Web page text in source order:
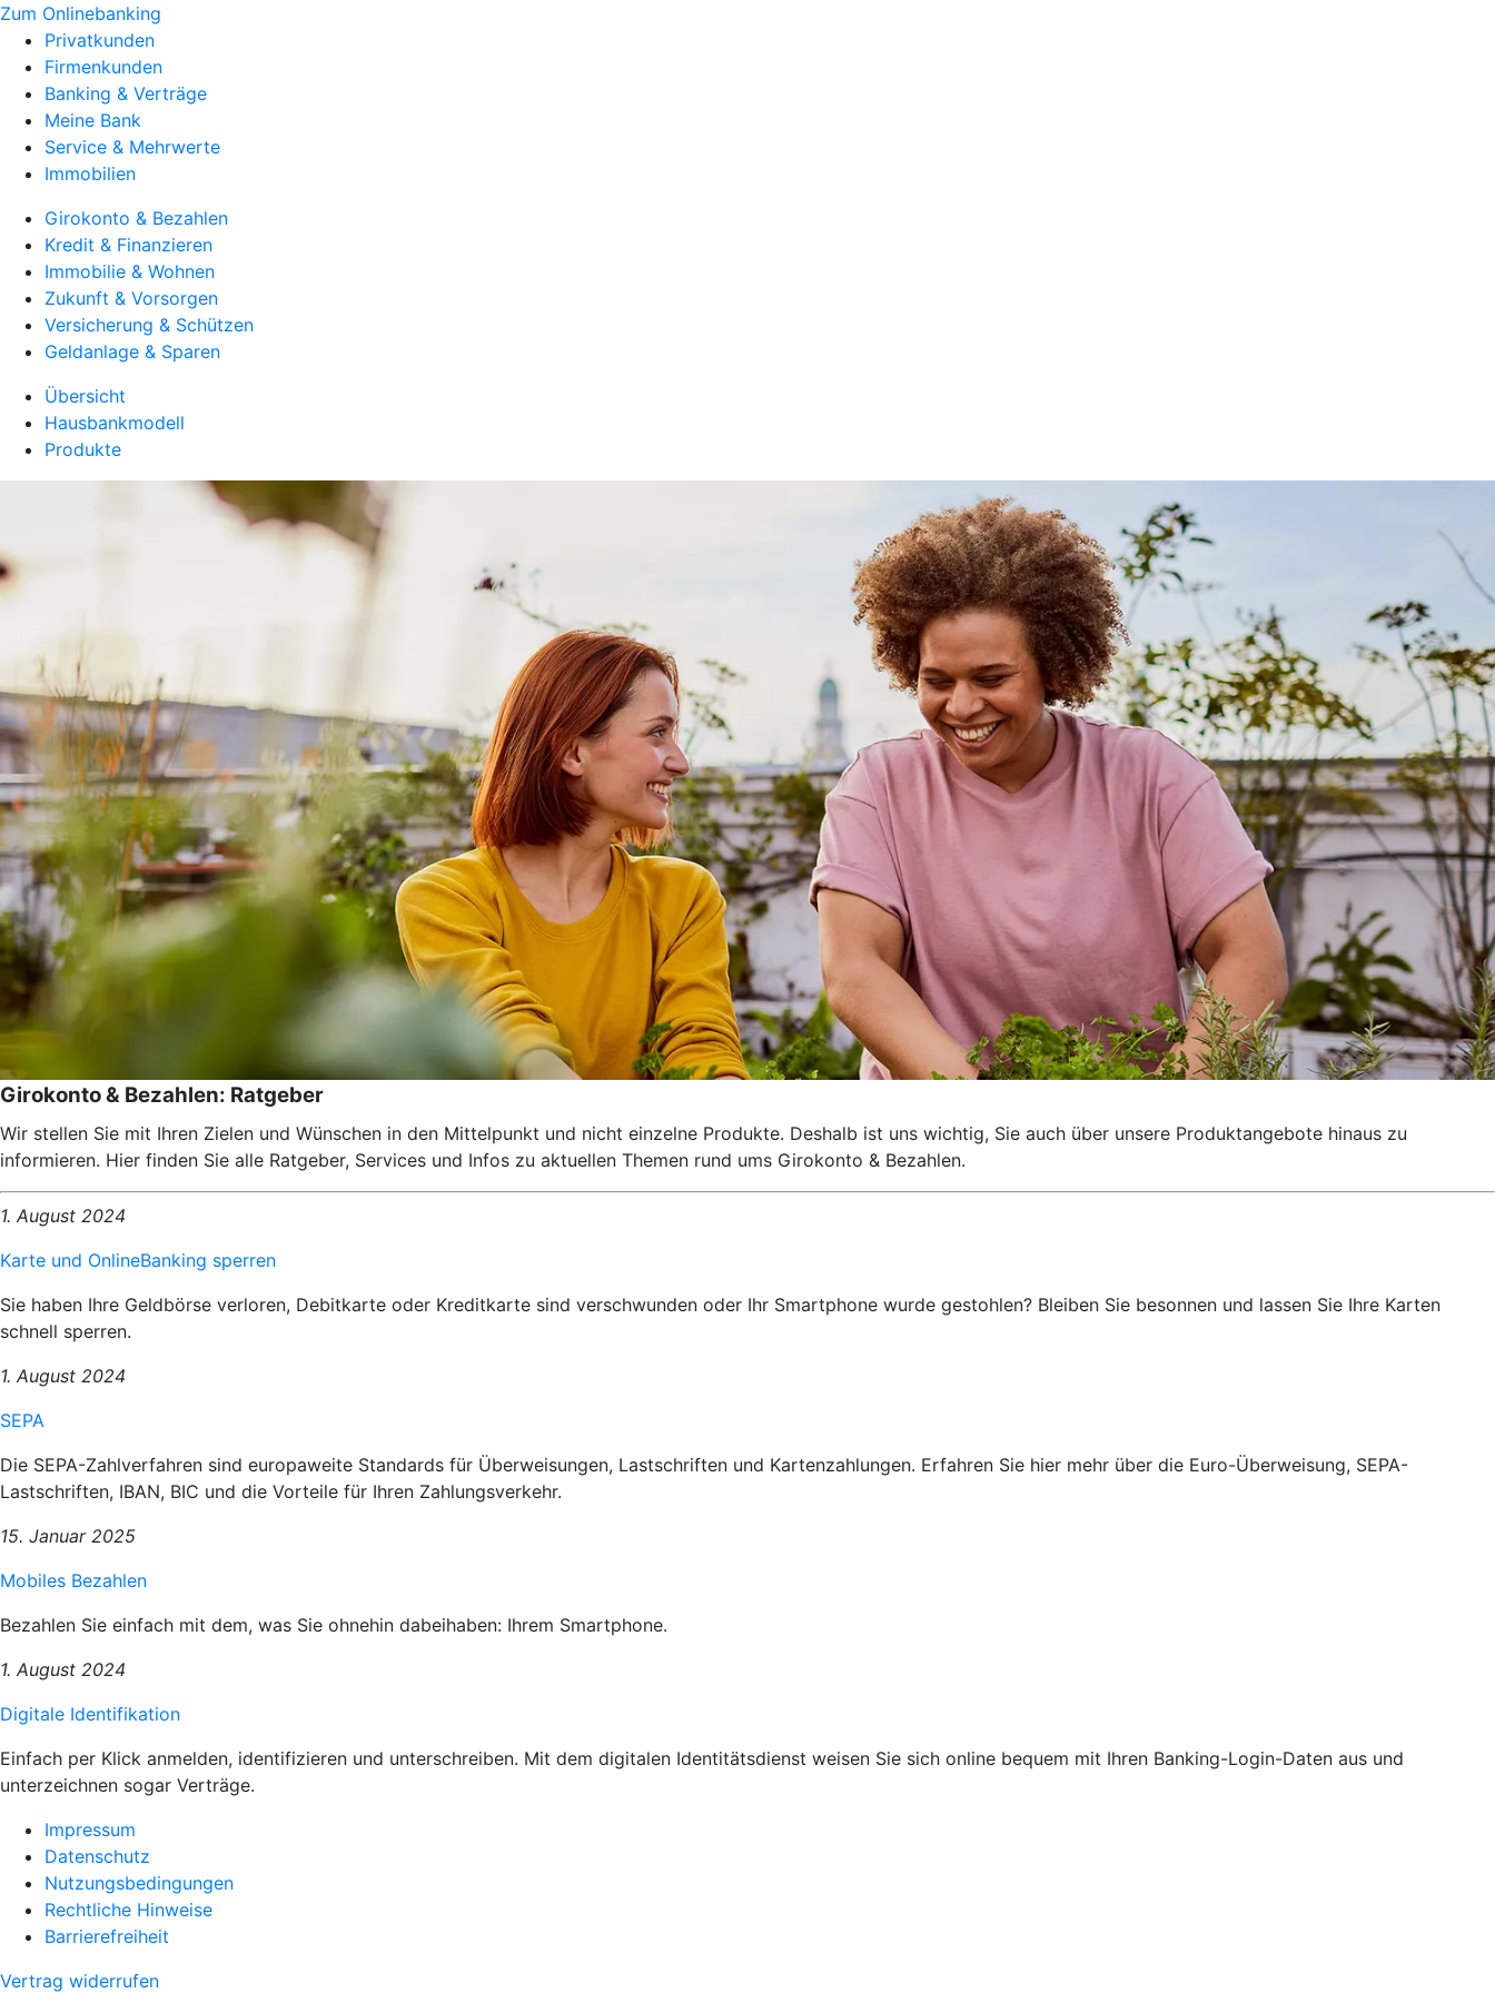
Zum Onlinebanking
Privatkunden
Firmenkunden
Banking & Verträge
Meine Bank
Service & Mehrwerte
Immobilien
Girokonto & Bezahlen
Kredit & Finanzieren
Immobilie & Wohnen
Zukunft & Vorsorgen
Versicherung & Schützen
Geldanlage & Sparen
Übersicht
Hausbankmodell
Produkte
Girokonto & Bezahlen: Ratgeber
Wir stellen Sie mit Ihren Zielen und Wünschen in den Mittelpunkt und nicht einzelne Produkte. Deshalb ist uns wichtig, Sie auch über unsere Produktangebote hinaus zu
informieren. Hier finden Sie alle Ratgeber, Services und Infos zu aktuellen Themen rund ums Girokonto & Bezahlen.
1. August 2024
Karte und OnlineBanking sperren
Sie haben Ihre Geldbörse verloren, Debitkarte oder Kreditkarte sind verschwunden oder Ihr Smartphone wurde gestohlen? Bleiben Sie besonnen und lassen Sie Ihre Karten
schnell sperren.
1. August 2024
SEPA
Die SEPA-Zahlverfahren sind europaweite Standards für Überweisungen, Lastschriften und Kartenzahlungen. Erfahren Sie hier mehr über die Euro-Überweisung, SEPA-
Lastschriften, IBAN, BIC und die Vorteile für Ihren Zahlungsverkehr.
15. Januar 2025
Mobiles Bezahlen
Bezahlen Sie einfach mit dem, was Sie ohnehin dabeihaben: Ihrem Smartphone.
1. August 2024
Digitale Identifikation
Einfach per Klick anmelden, identifizieren und unterschreiben. Mit dem digitalen Identitätsdienst weisen Sie sich online bequem mit Ihren Banking-Login-Daten aus und
unterzeichnen sogar Verträge.
Impressum
Datenschutz
Nutzungsbedingungen
Rechtliche Hinweise
Barrierefreiheit
Vertrag widerrufen